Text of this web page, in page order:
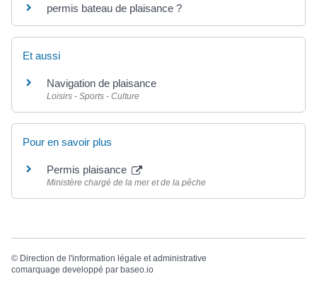
permis bateau de plaisance ?
Et aussi
Navigation de plaisance
Loisirs - Sports - Culture
Pour en savoir plus
Permis plaisance
Ministère chargé de la mer et de la pêche
© Direction de l'information légale et administrative
comarquage developpé par baseo.io